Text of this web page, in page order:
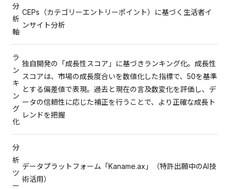
分
析
軸
CEPs（カテゴリーエントリーポイント）に基づく生活者イ
ンサイト分析
ラ
ン
キ
ン
グ
化
独自開発の「成長性スコア」に基づきランキング化。成長性
スコアは、市場の成長度合いを数値化した指標で、50を基準
とする偏差値で表現。過去と現在の言及数変化を評価し、デ
ータの信頼性に応じた補正を行うことで、より正確な成長ト
レンドを把握
分
析
ツ
ー
データプラットフォーム「Kaname.ax」（特許出願中のAI技
術活用）